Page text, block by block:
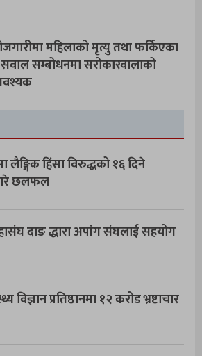
महिलाको मृत्यु तथा फर्किएका
सम्बोधनमा सरोकारवालाको
लैङ्गिक हिंसा विरुद्धको १६ दिने
छलफल
दाङ द्धारा अपांग संघलाई सहयोग
विज्ञान प्रतिष्ठानमा १२ करोड भ्रष्टाचार